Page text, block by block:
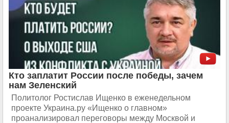
Кто заплатит России после победы, зачем
нам Зеленский
Политолог Ростислав Ищенко в еженедельном
проекте Украина.ру «Ищенко о главном»
проанализировал переговоры между Москвой и